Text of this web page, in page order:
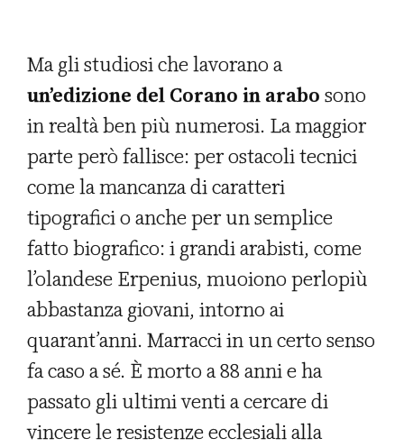
Ma gli studiosi che lavorano a
un’edizione del Corano in arabo sono
in realtà ben più numerosi. La maggior
parte però fallisce: per ostacoli tecnici
come la mancanza di caratteri
tipografici o anche per un semplice
fatto biografico: i grandi arabisti, come
l’olandese Erpenius, muoiono perlopiù
abbastanza giovani, intorno ai
quarant’anni. Marracci in un certo senso
fa caso a sé. È morto a 88 anni e ha
passato gli ultimi venti a cercare di
vincere le resistenze ecclesiali alla